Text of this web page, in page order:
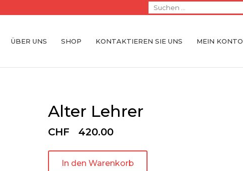
ÜBER UNS SHOP KONTAKTIEREN SIE UNS MEIN KONTO
Alter Lehrer
CHF 420.00
In den Warenkorb